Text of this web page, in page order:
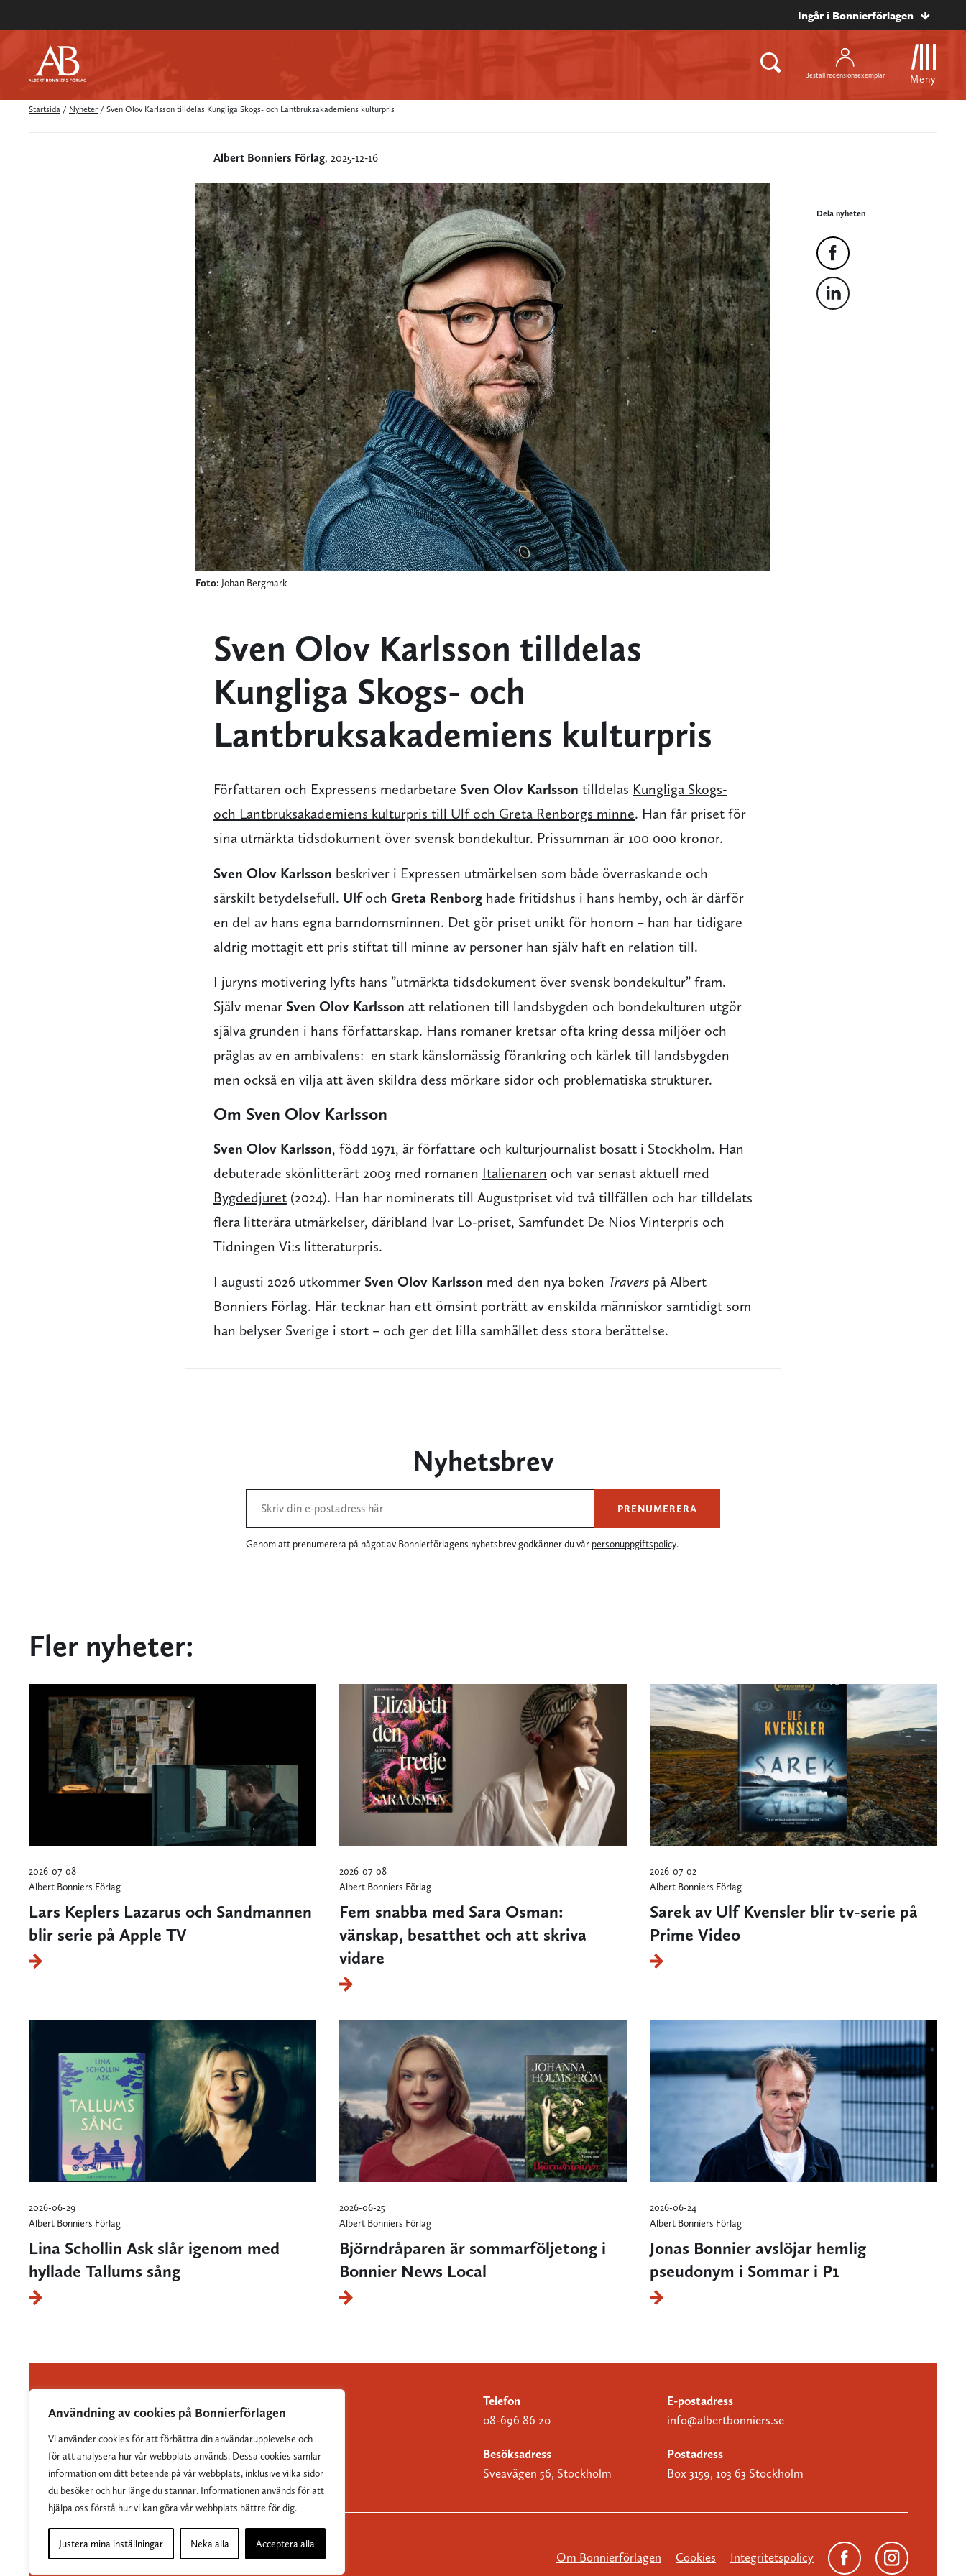
Användning av cookies på Bonnierförlagen
Vi använder cookies för att förbättra din användarupplevelse och
för att analysera hur vår webbplats används. Dessa cookies samlar
information om ditt beteende på vår webbplats, inklusive vilka sidor
du besöker och hur länge du stannar. Informationen används för att
hjälpa oss förstå hur vi kan göra vår webbplats bättre för dig.
Justera mina inställningar Neka alla Acceptera alla
Ingår i Bonnierförlagen
Beställ recensionsexemplar Meny
Startsida / Nyheter / Sven Olov Karlsson tilldelas Kungliga Skogs- och Lantbruksakademiens kulturpris
Albert Bonniers Förlag, 2025-12-16
Foto: Johan Bergmark
Dela nyheten
Sven Olov Karlsson tilldelas
Kungliga Skogs- och
Lantbruksakademiens kulturpris
Författaren och Expressens medarbetare Sven Olov Karlsson tilldelas Kungliga Skogs-
och Lantbruksakademiens kulturpris till Ulf och Greta Renborgs minne. Han får priset för
sina utmärkta tidsdokument över svensk bondekultur. Prissumman är 100 000 kronor.
Sven Olov Karlsson beskriver i Expressen utmärkelsen som både överraskande och
särskilt betydelsefull. Ulfoch Greta Renborg hade fritidshus i hans hemby, och är därför
en del av hans egna barndomsminnen. Det gör priset unikt för honom – han har tidigare
aldrig mottagit ett pris stiftat till minne av personer han själv haft en relation till.
I juryns motivering lyfts hans ”utmärkta tidsdokument över svensk bondekultur” fram.
Själv menar Sven Olov Karlsson att relationen till landsbygden och bondekulturen utgör
själva grunden i hans författarskap. Hans romaner kretsar ofta kring dessa miljöer och
präglas av en ambivalens: en stark känslomässig förankring och kärlek till landsbygden
men också en vilja att även skildra dess mörkare sidor och problematiska strukturer.
Om Sven Olov Karlsson
Sven Olov Karlsson, född 1971, är författare och kulturjournalist bosatt i Stockholm. Han
debuterade skönlitterärt 2003 med romanen Italienaren och var senast aktuell med
Bygdedjuret (2024). Han har nominerats till Augustpriset vid två tillfällen och har tilldelats
flera litterära utmärkelser, däribland Ivar Lo-priset, Samfundet De Nios Vinterpris och
Tidningen Vi:s litteraturpris.
I augusti 2026 utkommer Sven Olov Karlsson med den nya boken Travers på Albert
Bonniers Förlag. Här tecknar han ett ömsint porträtt av enskilda människor samtidigt som
han belyser Sverige i stort – och ger det lilla samhället dess stora berättelse.
Nyhetsbrev
PRENUMERERA
Genom att prenumerera på något av Bonnierförlagens nyhetsbrev godkänner du vår personuppgiftspolicy.
Fler nyheter:
2026-07-08
Albert Bonniers Förlag
Lars Keplers Lazarus och Sandmannen
blir serie på Apple TV
2026-07-08
Albert Bonniers Förlag
Fem snabba med Sara Osman:
vänskap, besatthet och att skriva
vidare
2026-07-02
Albert Bonniers Förlag
Sarek av Ulf Kvensler blir tv-serie på
Prime Video
2026-06-29
Albert Bonniers Förlag
Lina Schollin Ask slår igenom med
hyllade Tallums sång
2026-06-25
Albert Bonniers Förlag
Björndråparen är sommarföljetong i
Bonnier News Local
2026-06-24
Albert Bonniers Förlag
Jonas Bonnier avslöjar hemlig
pseudonym i Sommar i P1
Albert Bonniers Förlag grundades 1837 och är
Sveriges största skönlitterära förlag.
Telefon
08-696 86 20
E-postadress
info@albertbonniers.se
Besöksadress
Sveavägen 56, Stockholm
Postadress
Box 3159, 103 63 Stockholm
Om Bonnierförlagen Cookies Integritetspolicy